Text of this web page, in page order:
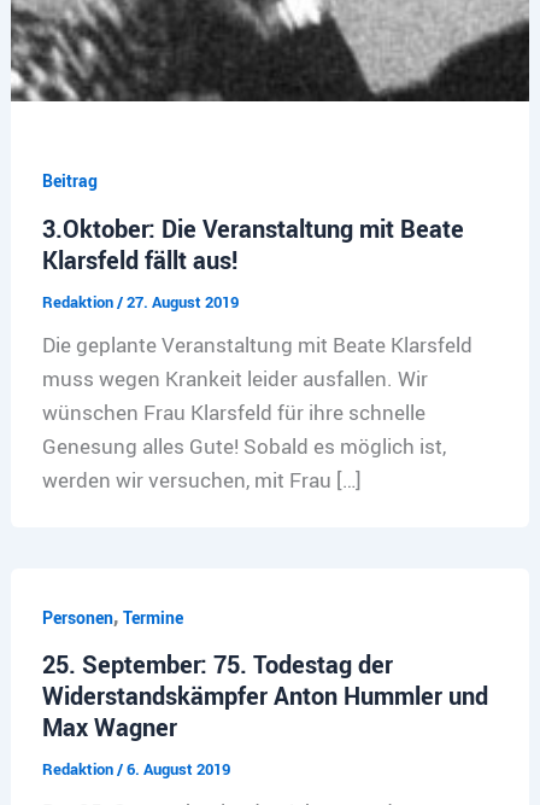
Beitrag
3.Oktober: Die Veranstaltung mit Beate
Klarsfeld fällt aus!
Redaktion/27. August 2019
Die geplante Veranstaltung mit Beate Klarsfeld
muss wegen Krankeit leider ausfallen. Wir
wünschen Frau Klarsfeld für ihre schnelle
Genesung alles Gute! Sobald es möglich ist,
werden wir versuchen, mit Frau […]
Personen, Termine
25. September: 75. Todestag der
Widerstandskämpfer Anton Hummler und
Max Wagner
Redaktion/6. August 2019